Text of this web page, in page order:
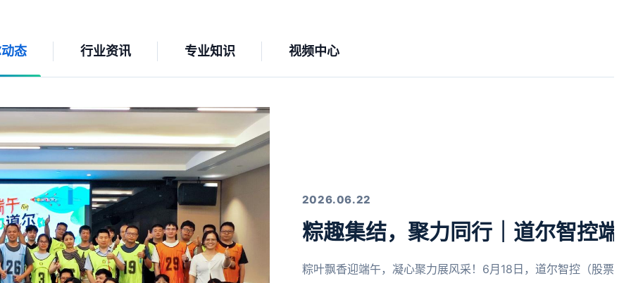
态 行业资讯 专业知识 视频中心
2026.06.22
粽趣集结，聚力同行｜道尔智控端
粽叶飘香迎端午，凝心聚力展风采！6月18日，道尔智控（股票